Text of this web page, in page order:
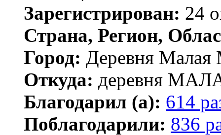
Зарегистрирован: 24
Страна, Регион,
Город: Деревня Малая
Откуда: деревня
Благодарил (а): 614
Поблагодарили: 836